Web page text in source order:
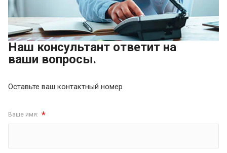
Наш консультант ответит на
ваши вопросы.
Оставьте ваш контактный номер
Ваше имя: *